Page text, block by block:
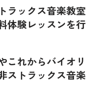
ラックス音楽教室
体験レッスンを行
これからバイオリ
ストラックス音楽